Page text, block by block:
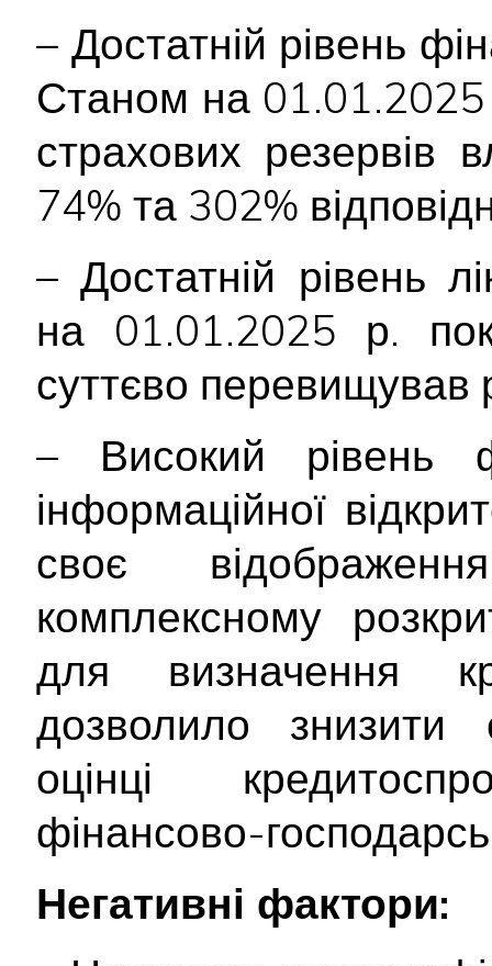
– Достатній рівень
Станом на 01.01.2025
страхових резервів
74% та 302%
– Достатній рівень
на 01.01.2025 р.
суттєво перевищував
– Високий рівень
інформаційної
своє
комплексному
для визначення
дозволило знизити
оцінці
фінансово-
Негативні фактори: